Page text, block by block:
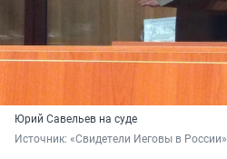
Юрий Савельев на суде
Источник: «Свидетели Иеговы в России»